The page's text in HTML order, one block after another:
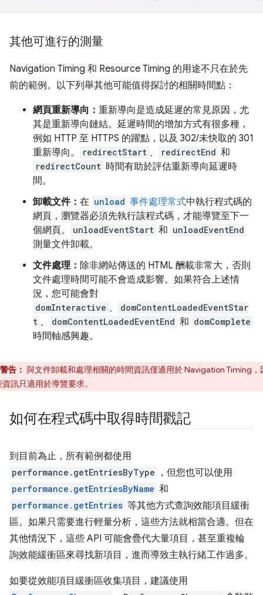
其他可進行的測量
Navigation Timing 和 Resource Timing 的用途不只在於先
前的範例。以下列舉其他可能值得探討的相關時間點：
網頁重新導向： 重新導向是造成延遲的常見原因，尤
其是重新導向鏈結。延遲時間的增加方式有很多種，
例如 HTTP 至 HTTPS 的躍點，以及 302/未快取的 301
重新導向。
redirectStart 、 redirectEnd 和
redirectCount 時間有助於評估重新導向延遲時
間。
卸載文件： 在 unload 事件處理常式中執行程式碼的
網頁，瀏覽器必須先執行該程式碼，才能導覽至下一
個網頁。
unloadEventStart 和 unloadEventEnd
測量文件卸載。
文件處理： 除非網站傳送的 HTML 酬載非常大，否則
文件處理時間可能不會造成影響。如果符合上述情
況，您可能會對
domInteractive 、
domContentLoadedEventStar
t 、 domContentLoadedEventEnd 和 domComplete
時間軸感興趣。
警告： 與文件卸載和處理相關的時間資訊僅適用於 Navigation Timing，
訊只適用於導覽要求。
如何在程式碼中取得時間戳記
到目前為止，所有範例都使用
performance.getEntriesByType ，但您也可以使用
performance.getEntriesByName 和
performance.getEntries 等其他方式查詢效能項目緩衝
區。如果只需要進行輕量分析，這些方法就相當合適。但在
其他情況下，這些 API 可能會疊代大量項目，甚至重複輪
詢效能緩衝區來尋找新項目，進而導致主執行緒工作過多。
如要從效能項目緩衝區收集項目，建議使用